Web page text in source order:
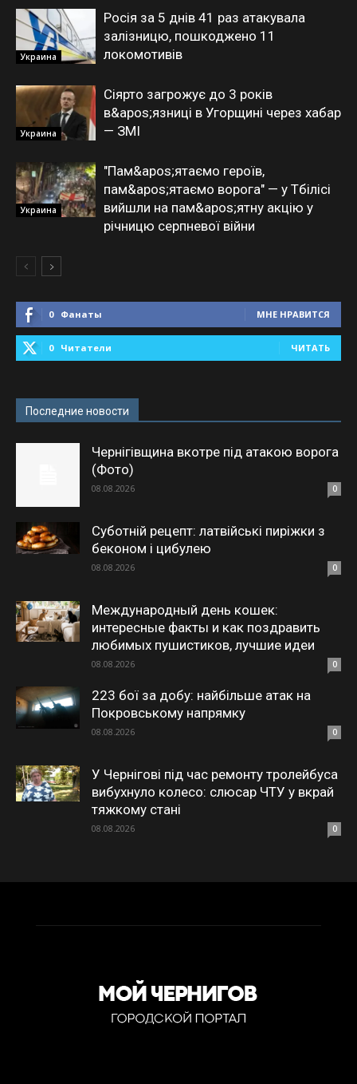
Украина
Росія за 5 днів 41 раз атакувала
залізницю, пошкоджено 11
локомотивів
Украина
Сіярто загрожує до 3 років
в&apos;язниці в Угорщині через хабар
— ЗМІ
Украина
"Пам&apos;ятаємо героїв,
пам&apos;ятаємо ворога" — у Тбілісі
вийшли на пам&apos;ятну акцію у
річницю серпневої війни
0 Фанаты МНЕ НРАВИТСЯ
0 Читатели ЧИТАТЬ
Последние новости
Чернігівщина вкотре під атакою ворога
(Фото)
08.08.2026 0
Суботній рецепт: латвійські пиріжки з
беконом і цибулею
08.08.2026 0
Международный день кошек:
интересные факты и как поздравить
любимых пушистиков, лучшие идеи
08.08.2026 0
223 бої за добу: найбільше атак на
Покровському напрямку
08.08.2026 0
У Чернігові під час ремонту тролейбуса
вибухнуло колесо: слюсар ЧТУ у вкрай
тяжкому стані
08.08.2026 0